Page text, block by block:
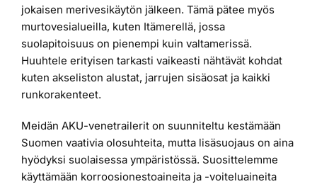
jokaisen merivesikäytön jälkeen. Tämä pätee myös
murtovesialueilla, kuten Itämerellä, jossa
suolapitoisuus on pienempi kuin valtamerissä.
Huuhtele erityisen tarkasti vaikeasti nähtävät kohdat
kuten akseliston alustat, jarrujen sisäosat ja kaikki
runkorakenteet.
Meidän AKU-venetrailerit on suunniteltu kestämään
Suomen vaativia olosuhteita, mutta lisäsuojaus on aina
hyödyksi suolaisessa ympäristössä. Suosittelemme
käyttämään korroosionestoaineita ja -voiteluaineita